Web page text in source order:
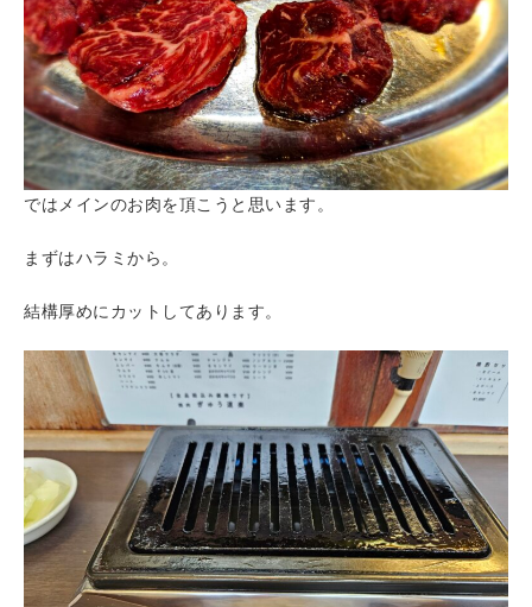
ではメインのお肉を頂こうと思います。
まずはハラミから。
結構厚めにカットしてあります。